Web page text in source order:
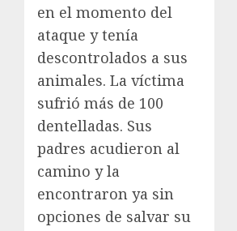
en el momento del
ataque y tenía
descontrolados a sus
animales. La víctima
sufrió más de 100
dentelladas. Sus
padres acudieron al
camino y la
encontraron ya sin
opciones de salvar su